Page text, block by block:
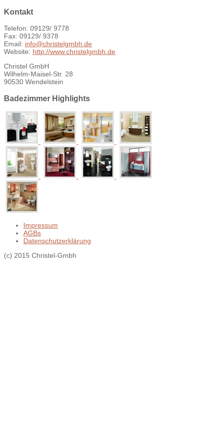
Kontakt
Telefon: 09129/ 9778
Fax: 09129/ 9378
Email: info@christelgmbh.de
Website: http://www.christelgmbh.de
Christel GmbH
Wilhelm-Maisel-Str. 28
90530 Wendelstein
Badezimmer Highlights
Impressum
AGBs
Datenschutzerklärung
(c) 2015 Christel-Gmbh